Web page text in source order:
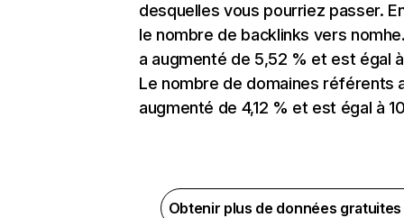
desquelles vous pourriez passer.
le nombre de backlinks vers
a augmenté de 5,52 % et est égal
Le nombre de domaines référents
augmenté de 4,12 % et est égal à
Obtenir plus de données